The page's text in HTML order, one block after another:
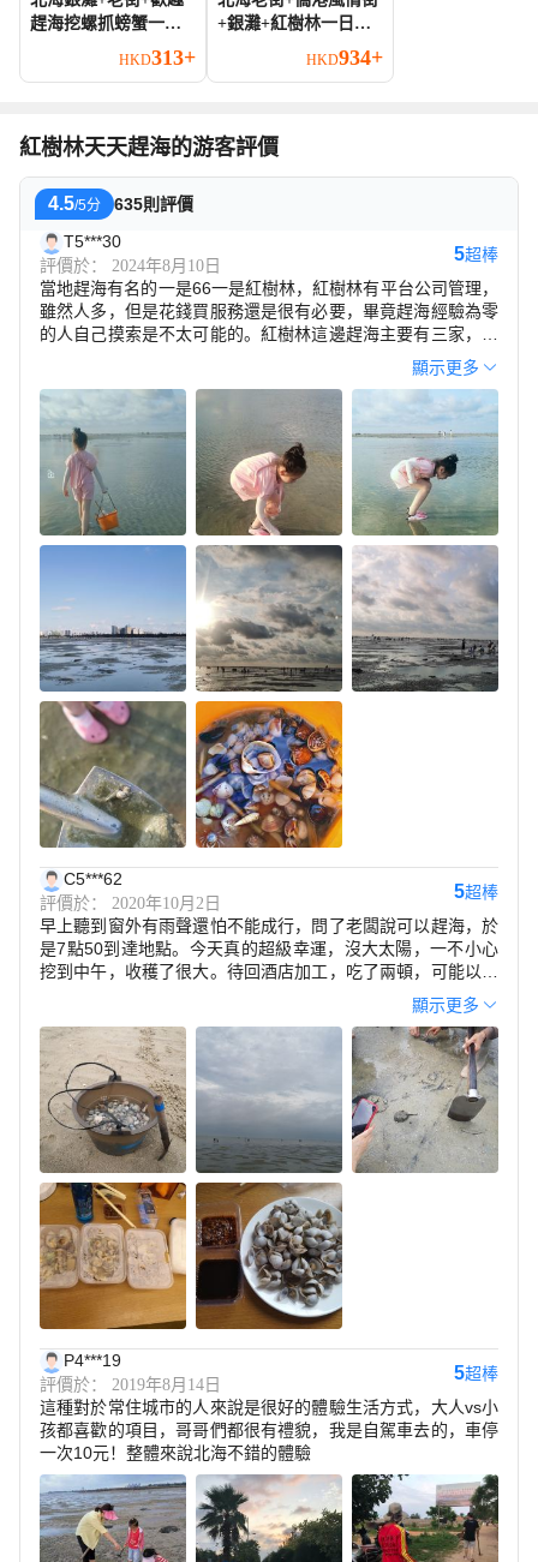
趕海挖螺抓螃蟹一日
遊【純玩小團 不早
HKD313+
+銀灘+紅樹林一日遊
可中英文服務不含門
HKD934+
紅樹林天天趕海的游客評價
4.5/5分
635則評價
T5***30
評價於： 2024年8月10日
5超棒
當地趕海有名的一是66一是紅樹林，紅樹林有平台公司管理，
雖然人多，但是花錢買服務還是很有必要，畢竟趕海經驗為零
的人自己摸索是不太可能的。紅樹林這邊趕海主要有三家，我
們選的是天天趕海，從接待點交押金領工具到實際趕海灘涂有
一段不小的距離，應該在2公里左右（當時我看定位显示我們
所在地是在海里），一路上有紅旗作標緻，凡是穿紅馬甲的人
都是天天趕海的工作人員，都樂於指導和解答，基本上是幾家
人圍着一個趕海的工作人員學習，整個過程很有意思，能挖到
的主要是小扇貝、海蛭別的基本很少見。因為我家小朋友喜歡
螃蟹，天天趕海的工作人員又帶着我們到了紅樹林灌木區，教
我們挖沙蟹，可以說服務十分用心了，收了錢不認人沒好臉那
種事應該是沒有的。順帶一提，早上趕海灘涂的景色對於我這
樣山裡長大的孩子真的很美，很多小姐姐也不趕海，光拍照出
片就已經很開心了。說一下缺點吧，就是交通實在太擁堵了，
自駕很難找到地方停車，找到了也很難出來，交警的喇叭一直
沒停過，可停車位不夠，外地車、外地人在本地租車、滴滴
等，大家就是一個勁的停在路邊，可能都覺得法不責眾，無非
罰點款，反正那麼多車也不可能都拖走，唉，北海的執法環境
真的太難了
顯示更多
C5***62
評價於： 2020年10月2日
5超棒
早上聽到窗外有雨聲還怕不能成行，問了老闆說可以趕海，於
是7點50到達地點。今天真的超級幸運，沒大太陽，一不小心
挖到中午，收穫了很大。待回酒店加工，吃了兩頓，可能以後
很長一段時間，我都不想吃貝殼了。景色不錯，有趣好玩，值
顯示更多
P4***19
評價於： 2019年8月14日
5超棒
這種對於常住城市的人來說是很好的體驗生活方式，大人vs小
孩都喜歡的項目，哥哥們都很有禮貌，我是自駕車去的，車停
一次10元！整體來說北海不錯的體驗